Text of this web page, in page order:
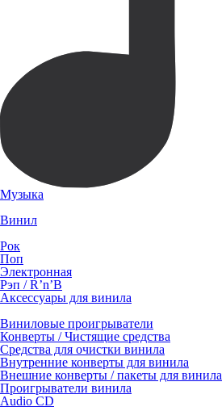
Музыка
Винил
Рок
Поп
Электронная
Рэп / R’n’B
Аксессуары для винила
Виниловые проигрыватели
Конверты / Чистящие средства
Средства для очистки винила
Внутренние конверты для винила
Внешние конверты / пакеты для винила
Проигрыватели винила
Audio CD